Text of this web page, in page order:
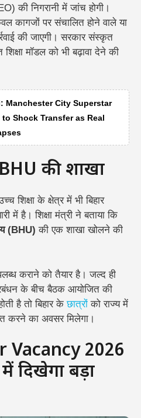
की निगरानी में जांच होगी।
कागजों पर संचालित होने वाले या
की जाएगी। सरकार संस्कृत
शिक्षा मॉडल को भी बढ़ावा देने की
Manchester City Superstar
Shock Transfer as Real
की शाखा
शिक्षा के क्षेत्र में भी बिहार
में है। शिक्षा मंत्री ने बताया कि
(BHU) की एक शाखा खोलने की
कराने को तैयार है। जल्द ही
के बीच बैठक आयोजित की
है तो बिहार केछात्रों को राज्य में
करने का अवसर मिलेगा।
Vacancy 2026
में दिखेगा बड़ा